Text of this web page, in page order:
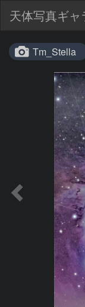
天体写真ギャ
Tm_Stella